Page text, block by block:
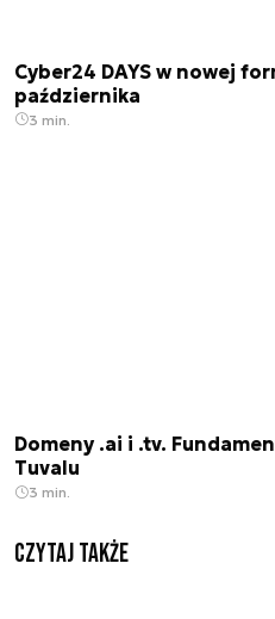
Cyber24 DAYS w nowej
października
3 min.
Domeny .ai i .tv.
Tuvalu
3 min.
Czytaj także